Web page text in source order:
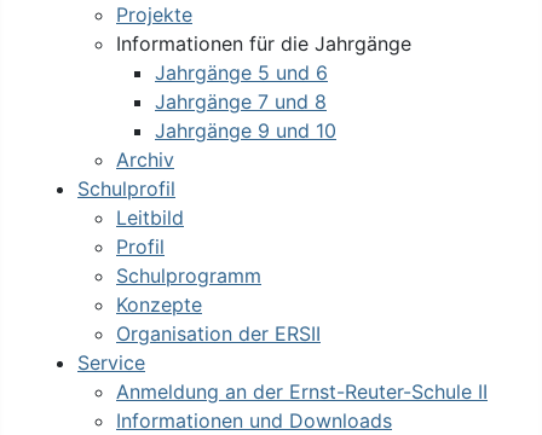
Projekte
Informationen für die Jahrgänge
Jahrgänge 5 und 6
Jahrgänge 7 und 8
Jahrgänge 9 und 10
Archiv
Schulprofil
Leitbild
Profil
Schulprogramm
Konzepte
Organisation der ERSII
Service
Anmeldung an der Ernst-Reuter-Schule II
Informationen und Downloads